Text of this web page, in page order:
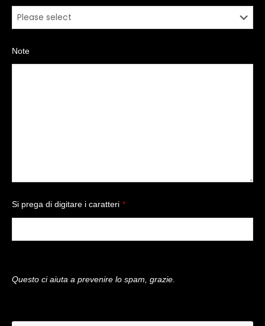
Note
Si prega di digitare i caratteri *
Questo ci aiuta a prevenire lo spam, grazie.